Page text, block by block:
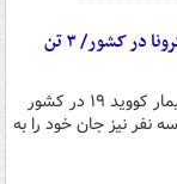
شناسایی ۲۳۱ بیمار جدید کرونا در کشور/ ۳ تن
در ۲۴ ساعت گذشته ۲۳۱ بیمار کووید ۱۹ در کشور
نفر نیز جان خود را به